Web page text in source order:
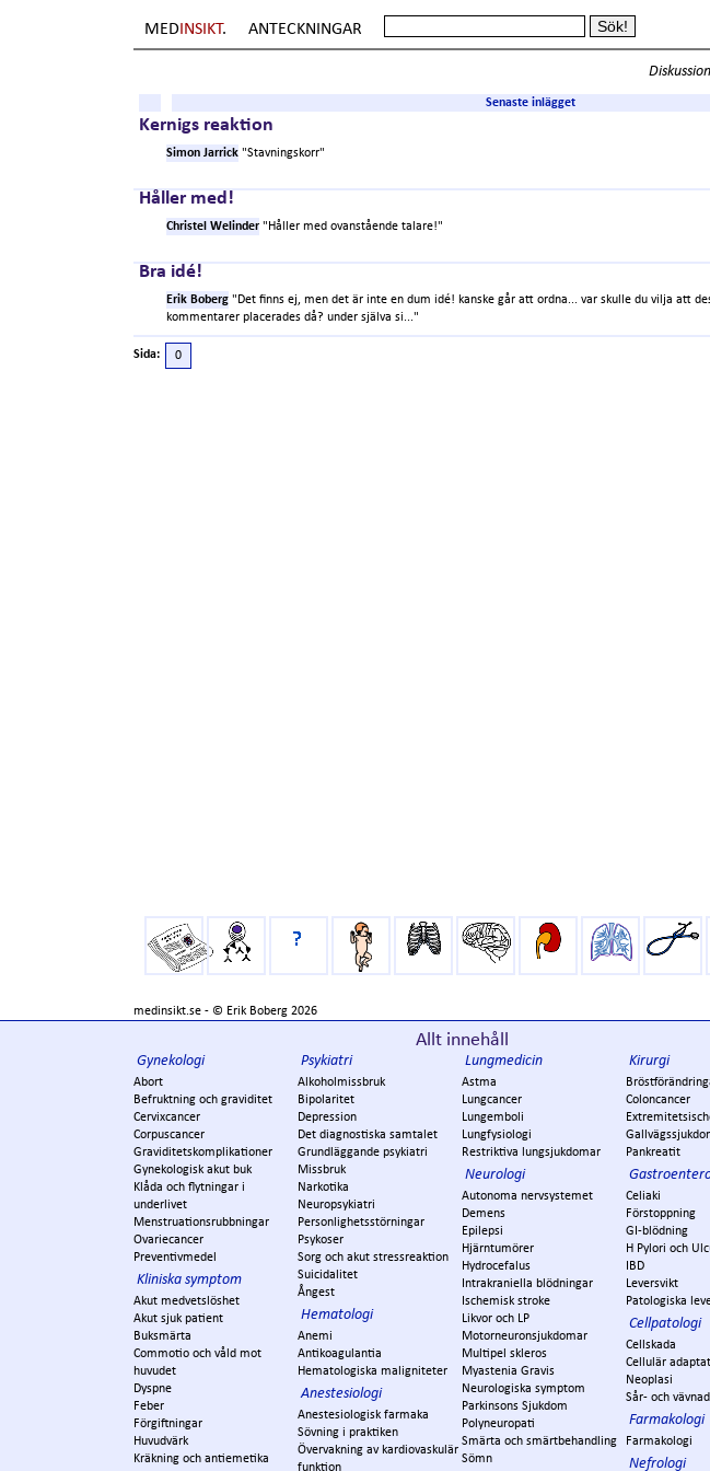
MED INSIKT. ANTECKNINGAR
Senaste inlägget
Kernigs reaktion
Simon Jarrick "Stavningskorr"
Håller med!
Christel Welinder "Håller med ovanstående talare!"
Bra idé!
Erik Boberg "Det finns ej, men det är inte en dum idé! kanske går att ordna... var skulle du vilja att
kommentarer placerades då? under själva si..."
Sida: 0
medinsikt.se - © Erik Boberg 2026
Allt innehåll
Gynekologi
Abort
Befruktning och graviditet
Cervixcancer
Corpuscancer
Graviditetskomplikationer
Gynekologisk akut buk
Klåda och flytningar i
underlivet
Menstruationsrubbningar
Ovariecancer
Preventivmedel
Kliniska symptom
Akut medvetslöshet
Akut sjuk patient
Buksmärta
Commotio och våld mot
huvudet
Dyspne
Feber
Förgiftningar
Huvudvärk
Kräkning och antiemetika
Psykiatri
Alkoholmissbruk
Bipolaritet
Depression
Det diagnostiska samtalet
Grundläggande psykiatri
Missbruk
Narkotika
Neuropsykiatri
Personlighetsstörningar
Psykoser
Sorg och akut stressreaktion
Suicidalitet
Ångest
Hematologi
Anemi
Antikoagulantia
Hematologiska maligniteter
Anestesiologi
Anestesiologisk farmaka
Sövning i praktiken
Övervakning av kardiovaskulär
funktion
Lungmedicin
Astma
Lungcancer
Lungemboli
Lungfysiologi
Restriktiva lungsjukdomar
Neurologi
Autonoma nervsystemet
Demens
Epilepsi
Hjärntumörer
Hydrocefalus
Intrakraniella blödningar
Ischemisk stroke
Likvor och LP
Motorneuronsjukdomar
Multipel skleros
Myastenia Gravis
Neurologiska symptom
Parkinsons Sjukdom
Polyneuropati
Smärta och smärtbehandling
Sömn
Kirurgi
Coloncancer
Pankreatit
Celiaki
Förstoppning
GI-blödning
H Pylori och
IBD
Leversvikt
Patologiska
Cellpatologi
Cellskada
Cellulär
Neoplasi
Sår- och
Farmakologi
Farmakologi
Nefrologi